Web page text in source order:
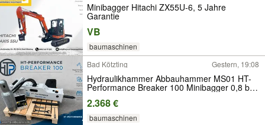
Minibagger Hitachi ZX55U-6, 5 Jahre
Garantie
VB
baumaschinen
Bad Kötzting
Gestern, 19:08
Hydraulikhammer Abbauhammer MS01 HT-
Performance Breaker 100 Minibagger 0,8 bis
2.368 €
baumaschinen